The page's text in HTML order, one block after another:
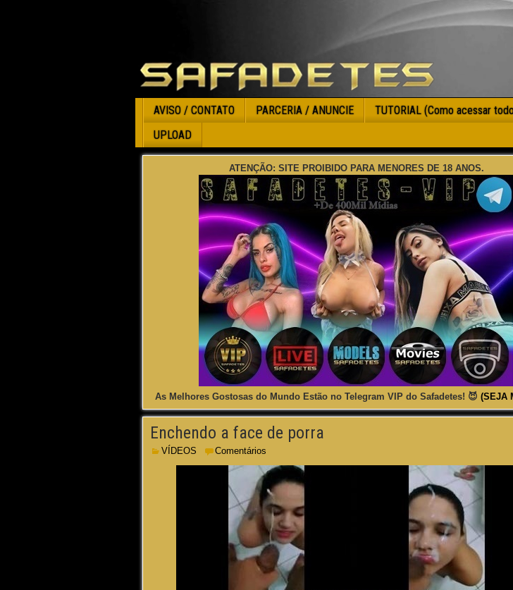
AVISO / CONTATO PARCERIA / ANUNCIE
TUTORIAL (Como acessar
UPLOAD
ATENÇÃO: SITE PROIBIDO PARA MENORES DE 18 ANOS.
As Melhores Gostosas do Mundo Estão no Telegram VIP do Safadetes! 😈(SEJA
Enchendo a face de porra
VÍDEOS Comentários